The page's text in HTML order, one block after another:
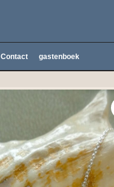
Contact gastenboek